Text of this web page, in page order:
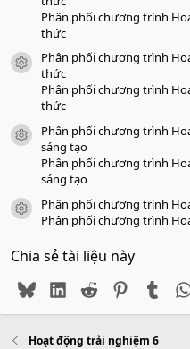
Phân phối chương trình
thức
icon tài liệu
Phân phối chương trình
thức
Phân phối chương trình
thức
icon tài liệu
Phân phối chương trình
sáng tạo
Phân phối chương trình
sáng tạo
icon tài liệu
Phân phối chương trình
Phân phối chương trình
Chia sẻ tài liệu này
BlueskyLinkedIn
Reddit Pinterest
Hoạt động trải nghiệm 6